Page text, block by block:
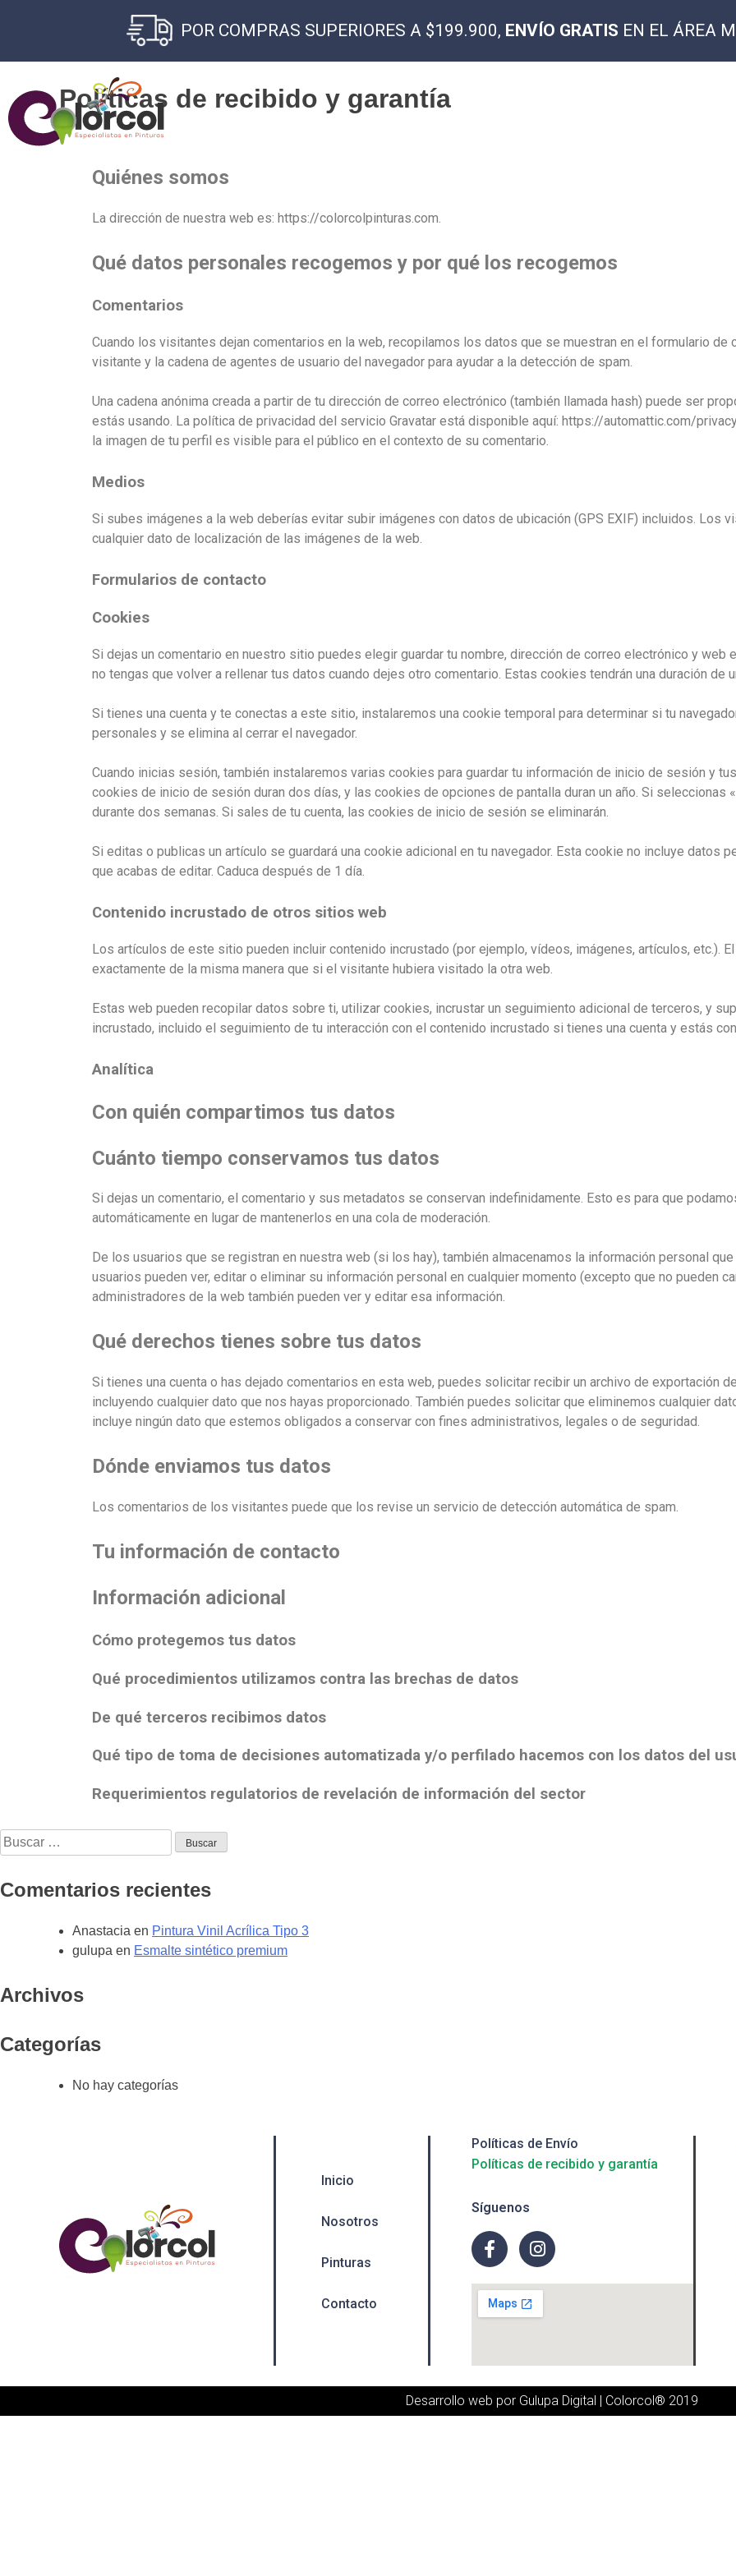
POR COMPRAS SUPERIORES A $199.900, ENVÍO GRATIS EN EL ÁREA
Inicio Nosotros
Políticas de recibido y garantía
Quiénes somos
La dirección de nuestra web es: https://colorcolpinturas.com.
Qué datos personales recogemos y por qué los recogemos
Comentarios
Cuando los visitantes dejan comentarios en la web, recopilamos los datos que se muestran en el formulario de
visitante y la cadena de agentes de usuario del navegador para ayudar a la detección de spam.
Una cadena anónima creada a partir de tu dirección de correo electrónico (también llamada hash) puede ser
estás usando. La política de privacidad del servicio Gravatar está disponible aquí: https://automattic.com/
la imagen de tu perfil es visible para el público en el contexto de su comentario.
Medios
Si subes imágenes a la web deberías evitar subir imágenes con datos de ubicación (GPS EXIF) incluidos. Los
cualquier dato de localización de las imágenes de la web.
Formularios de contacto
Cookies
Si dejas un comentario en nuestro sitio puedes elegir guardar tu nombre, dirección de correo electrónico y web
no tengas que volver a rellenar tus datos cuando dejes otro comentario. Estas cookies tendrán una duración de
Si tienes una cuenta y te conectas a este sitio, instalaremos una cookie temporal para determinar si tu
personales y se elimina al cerrar el navegador.
Cuando inicias sesión, también instalaremos varias cookies para guardar tu información de inicio de sesión y
cookies de inicio de sesión duran dos días, y las cookies de opciones de pantalla duran un año. Si seleccionas
durante dos semanas. Si sales de tu cuenta, las cookies de inicio de sesión se eliminarán.
Si editas o publicas un artículo se guardará una cookie adicional en tu navegador. Esta cookie no incluye datos
que acabas de editar. Caduca después de 1 día.
Contenido incrustado de otros sitios web
Los artículos de este sitio pueden incluir contenido incrustado (por ejemplo, vídeos, imágenes, artículos, etc.).
exactamente de la misma manera que si el visitante hubiera visitado la otra web.
Estas web pueden recopilar datos sobre ti, utilizar cookies, incrustar un seguimiento adicional de terceros, y
incrustado, incluido el seguimiento de tu interacción con el contenido incrustado si tienes una cuenta y estás
Analítica
Con quién compartimos tus datos
Cuánto tiempo conservamos tus datos
Si dejas un comentario, el comentario y sus metadatos se conservan indefinidamente. Esto es para que
automáticamente en lugar de mantenerlos en una cola de moderación.
De los usuarios que se registran en nuestra web (si los hay), también almacenamos la información personal
usuarios pueden ver, editar o eliminar su información personal en cualquier momento (excepto que no pueden
administradores de la web también pueden ver y editar esa información.
Qué derechos tienes sobre tus datos
Si tienes una cuenta o has dejado comentarios en esta web, puedes solicitar recibir un archivo de exportación
incluyendo cualquier dato que nos hayas proporcionado. También puedes solicitar que eliminemos cualquier
incluye ningún dato que estemos obligados a conservar con fines administrativos, legales o de seguridad.
Dónde enviamos tus datos
Los comentarios de los visitantes puede que los revise un servicio de detección automática de spam.
Tu información de contacto
Información adicional
Cómo protegemos tus datos
Qué procedimientos utilizamos contra las brechas de datos
De qué terceros recibimos datos
Qué tipo de toma de decisiones automatizada y/o perfilado hacemos con los datos del
Requerimientos regulatorios de revelación de información del sector
Comentarios recientes
Anastacia en Pintura Vinil Acrílica Tipo 3
gulupa en Esmalte sintético premium
Archivos
Categorías
No hay categorías
Inicio
Nosotros
Pinturas
Contacto
Políticas de Envío
Políticas de recibido y garantía
Síguenos
Desarrollo web por Gulupa Digital | Colorcol® 2019